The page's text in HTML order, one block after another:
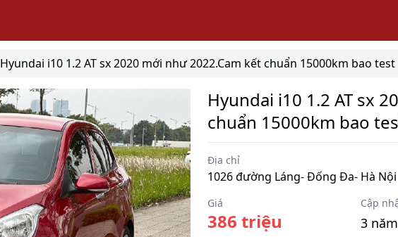
Hyundai i10 1.2 AT sx 2020 mới như 2022.Cam kết chuẩn 15000km bao test
Hyundai i10 1.2 AT sx
chuẩn 15000km bao
Địa chỉ
1026 đường Láng- Đống Đa- Hà Nội
Giá
386 triệu
Cập
3